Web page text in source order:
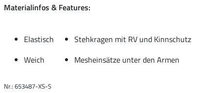
Materialinfos & Features:
Elastisch
Stehkragen mit RV und Kinnschutz
Weich
Mesheinsätze unter den Armen
Nr.: 653487-XS-S